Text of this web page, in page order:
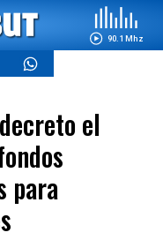
90.1 Mhz
el
para